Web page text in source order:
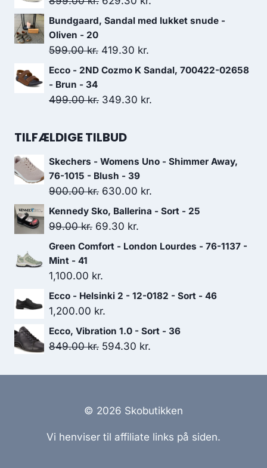
599.00 kr..419.30 kr..
oprindelige
var:
899.00 kr..
aktuelle
629.30 kr..
Bundgaard, Sandal med lukket snude -
Oliven - 20
599.00kr. Den
oprindelige
var:
419.30 kr.
aktuelle
er:
Ecco - 2ND Cozmo K Sandal, 700422-02658
- Brun - 34
499.00kr. Den
pris
499.00 kr..
349.30 kr.
349.30 kr..
TILFÆLDIGE TILBUD
Skechers - Womens Uno - Shimmer Away,
76-1015 - Blush - 39
900.00kr. Den
oprindelige
pris
630.00 kr.
aktuelle
Kennedy Sko, Ballerina - Sort - 25
99.00kr. Den
oprindelige
var:
99.00 kr..
69.30 kr.
aktuelle
69.30 kr..
Green Comfort - London Lourdes - 76-1137 -
Mint - 41
1,100.00 kr.
Ecco - Helsinki 2 - 12-0182 - Sort - 46
1,200.00 kr.
Ecco, Vibration 1.0 - Sort - 36
849.00kr. Den
pris
849.00 kr..
594.30 kr.
pris
594.30 kr..
© 2026 Skobutikken
Vi henviser til affiliate links på siden.